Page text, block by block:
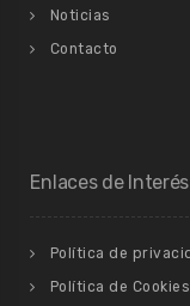
Noticias
Contacto
Enlaces de Interés
Política de
Política de Cookies